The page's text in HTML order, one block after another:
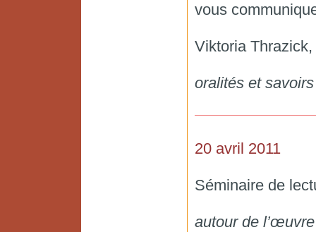
vous
Viktoria
oralités et
20 avril 2011
Séminaire de
autour de